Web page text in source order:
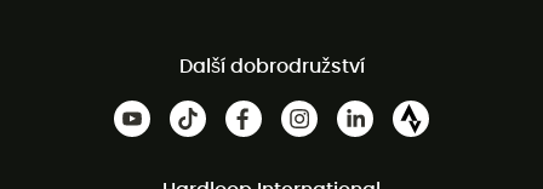
Další dobrodružství